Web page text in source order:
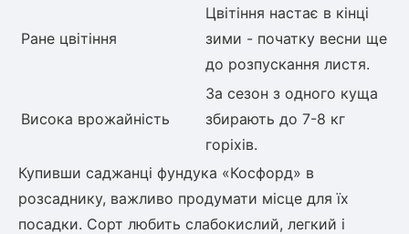
Ране цвітіння
Цвітіння настає в кінці
зими - початку весни ще
до розпускання листя.
Висока врожайність
За сезон з одного куща
збирають до 7-8 кг
горіхів.
Купивши саджанці фундука «Косфорд» в
розсаднику, важливо продумати місце для їх
посадки. Сорт любить слабокислий, легкий і